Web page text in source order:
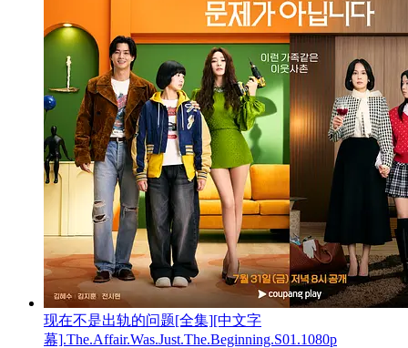
现在不是出轨的问题[全集][中文字
幕].The.Affair.Was.Just.The.Beginning.S01.1080p